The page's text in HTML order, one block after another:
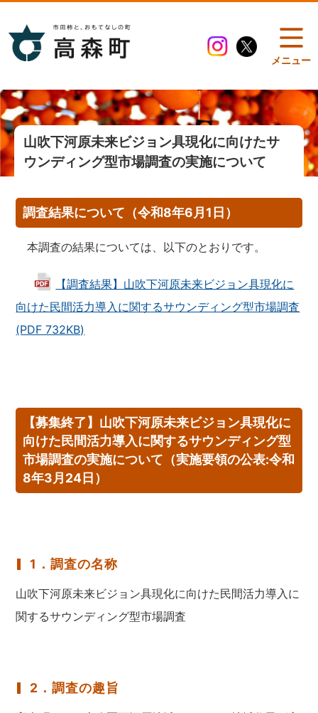
メニュー
山吹下河原未来ビジョン具現化に向けたサ
ウンディング型市場調査の実施について
調査結果について（令和8年6月1日）
本調査の結果については、以下のとおりです。
【調査結果】山吹下河原未来ビジョン具現化に
向けた民間活力導入に関するサウンディング型市場調査
(PDF 732KB)
【募集終了】山吹下河原未来ビジョン具現化に
向けた民間活力導入に関するサウンディング型
市場調査の実施について（実施要領の公表:令和
8年3月24日）
1．調査の名称
山吹下河原未来ビジョン具現化に向けた民間活力導入に
関するサウンディング型市場調査
2．調査の趣旨